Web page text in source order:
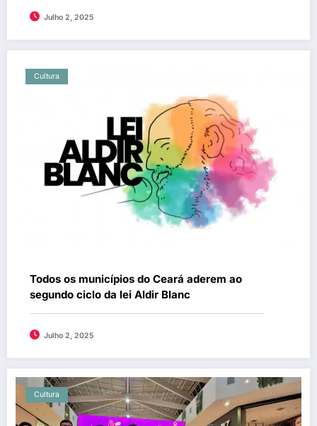
Julho 2, 2025
Cultura
Todos os municípios do Ceará aderem ao
segundo ciclo da lei Aldir Blanc
Julho 2, 2025
Cultura